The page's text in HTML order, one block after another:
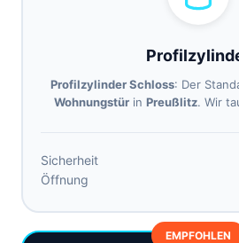
Profilzylinder Schloss: Der
Wohnungstürin Preußlitz. Wir
Sicherheit
Öffnung
EMPFOHLEN